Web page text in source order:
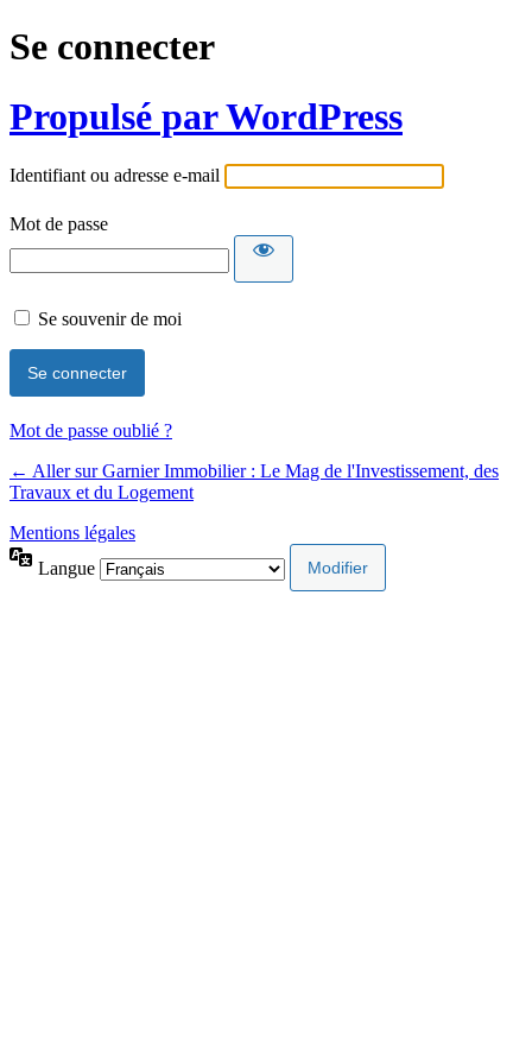
Se connecter
Propulsé par WordPress
Identifiant ou adresse e-mail
Mot de passe
Se souvenir de moi
Mot de passe oublié ?
← Aller sur Garnier Immobilier : Le Mag de l'Investissement, des
Travaux et du Logement
Mentions légales
Langue